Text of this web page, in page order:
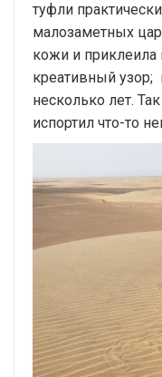
туфли
малозаметных
кожи и приклеила
креативный узор;
несколько лет.
испортил что-то